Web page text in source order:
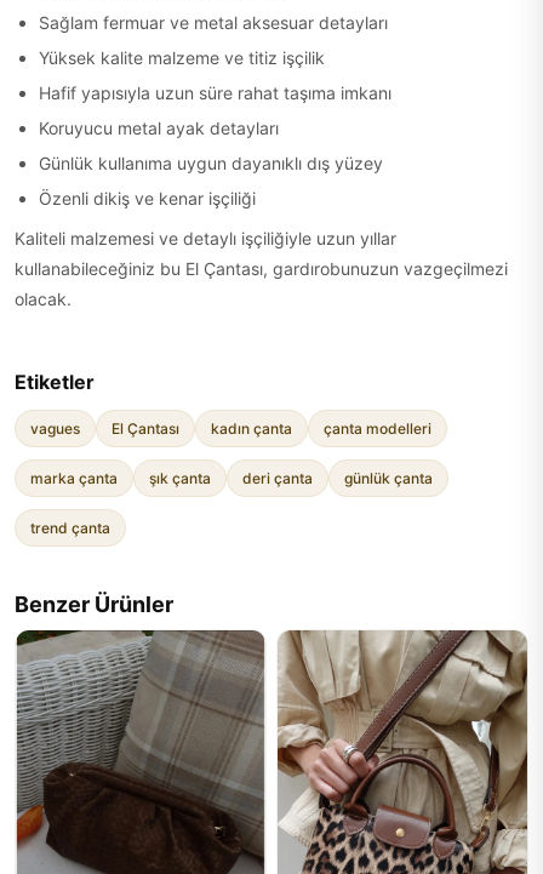
Sağlam fermuar ve metal aksesuar detayları
Yüksek kalite malzeme ve titiz işçilik
Hafif yapısıyla uzun süre rahat taşıma imkanı
Koruyucu metal ayak detayları
Günlük kullanıma uygun dayanıklı dış yüzey
Özenli dikiş ve kenar işçiliği
Kaliteli malzemesi ve detaylı işçiliğiyle uzun yıllar
kullanabileceğiniz bu El Çantası, gardırobunuzun vazgeçilmezi
olacak.
Etiketler
vagues El Çantası kadın çanta çanta modelleri
marka çanta şık çanta deri çanta günlük çanta
trend çanta
Benzer Ürünler